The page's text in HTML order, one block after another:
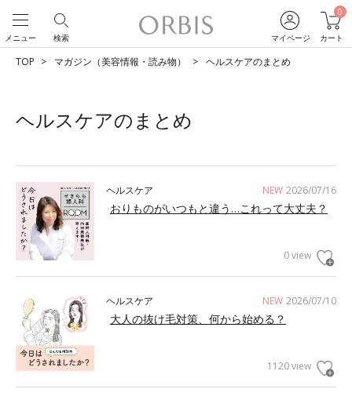
マイページ
0
カート
検索
メニュー
TOP マガジン（美容情報・読み物） ヘルスケアのまとめ
ヘルスケアのまとめ
NEW 2026/07/16
ヘルスケア
おりものがいつもと違う…これって大丈夫？
0 view
NEW 2026/07/10
ヘルスケア
大人の抜け毛対策、何から始める？
1120 view